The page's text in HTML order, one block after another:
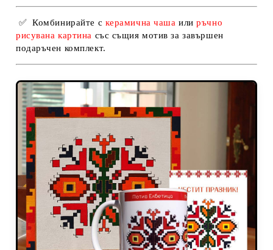
✅ Комбинирайте с керамична чаша илиръчно
рисувана картина със същия мотив за завършен
подаръчен комплект.